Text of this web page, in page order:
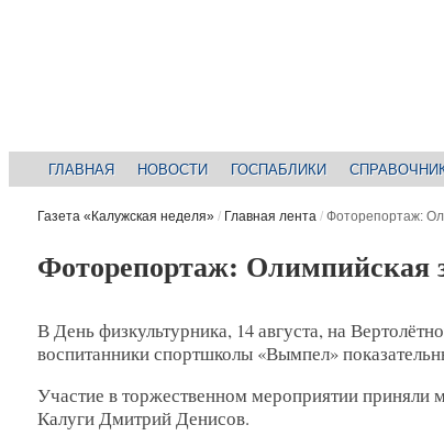
ГЛАВНАЯ НОВОСТИ ГОСПАБЛИКИ
Газета «Калужская неделя» / Главная лента / Фоторепортаж:
Фоторепортаж: Олимпийская
В День физкультурника, 14 августа, на
воспитанники спортшколы «Вымпел»
Участие в торжественном мероприятии приняли
Калуги Дмитрий Денисов.